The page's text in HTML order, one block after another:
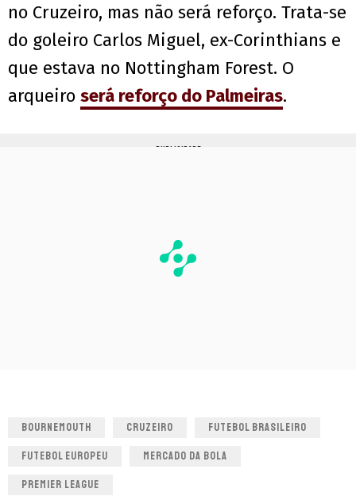
no Cruzeiro, mas não será reforço. Trata-se
do goleiro Carlos Miguel, ex-Corinthians e
que estava no Nottingham Forest. O
arqueiro será reforço do Palmeiras.
PUBLICIDADE
BOURNEMOUTH CRUZEIRO FUTEBOL BRASILEIRO
FUTEBOL EUROPEU MERCADO DA BOLA
PREMIER LEAGUE